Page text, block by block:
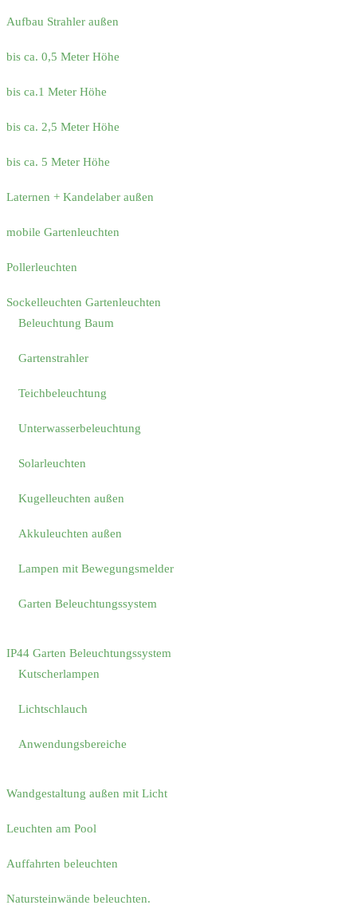
Aufbau Strahler außen
bis ca. 0,5 Meter Höhe
bis ca.1 Meter Höhe
bis ca. 2,5 Meter Höhe
bis ca. 5 Meter Höhe
Laternen + Kandelaber außen
mobile Gartenleuchten
Pollerleuchten
Sockelleuchten Gartenleuchten
Beleuchtung Baum
Gartenstrahler
Teichbeleuchtung
Unterwasserbeleuchtung
Solarleuchten
Kugelleuchten außen
Akkuleuchten außen
Lampen mit Bewegungsmelder
Garten Beleuchtungssystem
IP44 Garten Beleuchtungssystem
Kutscherlampen
Lichtschlauch
Anwendungsbereiche
Wandgestaltung außen mit Licht
Leuchten am Pool
Auffahrten beleuchten
Natursteinwände beleuchten.